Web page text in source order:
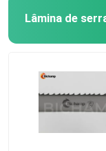
Lâmina de